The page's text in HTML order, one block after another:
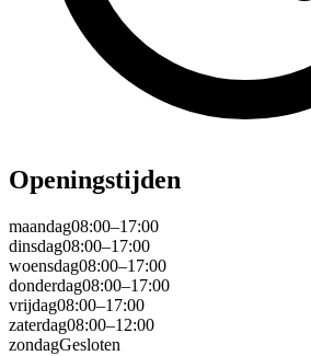
Openingstijden
maandag08:00–17:00
dinsdag08:00–17:00
woensdag08:00–17:00
donderdag08:00–17:00
vrijdag08:00–17:00
zaterdag08:00–12:00
zondagGesloten